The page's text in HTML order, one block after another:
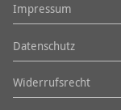
Impressum
Datenschutz
Widerrufsrecht